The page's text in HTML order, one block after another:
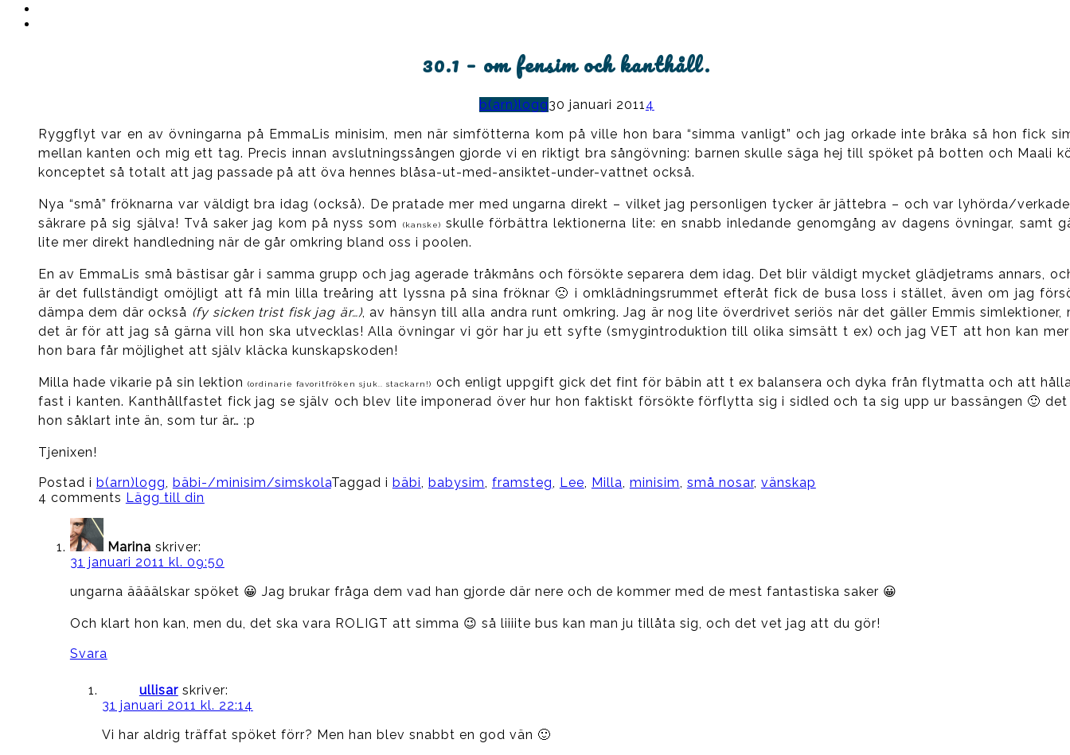
30.1 – om fensim och kanthåll.
b(arn)logg30 januari 20114
Ryggflyt var en av övningarna på EmmaLis minisim, men när simfötterna kom på ville hon bara “simma vanligt” och jag orkade inte bråka så hon fick
mellan kanten och mig ett tag. Precis innan avslutningssången gjorde vi en riktigt bra sångövning: barnen skulle säga hej till spöket på botten och Maali
konceptet så totalt att jag passade på att öva hennes blåsa-ut-med-ansiktet-under-vattnet också.
Nya “små” fröknarna var väldigt bra idag (också). De pratade mer med ungarna direkt – vilket jag personligen tycker är jättebra – och var lyhörda/
säkrare på sig själva! Två saker jag kom på nyss som
(kanske)
skulle förbättra lektionerna lite: en snabb inledande genomgång av dagens övningar, samt
lite mer direkt handledning när de går omkring bland oss i poolen.
En av EmmaLis små bästisar går i samma grupp och jag agerade tråkmåns och försökte separera dem idag. Det blir väldigt mycket glädjetrams annars,
är det fullständigt omöjligt att få min lilla treåring att lyssna på sina fröknar 🙁 i omklädningsrummet efteråt fick de busa loss i stället, även om jag
dämpa dem där också (fy sicken trist fisk jag är…), av hänsyn till alla andra runt omkring. Jag är nog lite överdrivet seriös när det gäller Emmis simlektioner,
det är för att jag så gärna vill hon ska utvecklas! Alla övningar vi gör har ju ett syfte (smygintroduktion till olika simsätt t ex) och jag VET att hon kan
hon bara får möjlighet att själv kläcka kunskapskoden!
Milla hade vikarie på sin lektion(ordinarie favoritfröken sjuk.. stackarn!)
och enligt uppgift gick det fint för bäbin att t ex balansera och dyka från flytmatta och att
fast i kanten. Kanthållfastet fick jag se själv och blev lite imponerad över hur hon faktiskt försökte förflytta sig i sidled och ta sig upp ur bassängen 🙂 det
hon såklart inte än, som tur är… :p
Tjenixen!
Postad i b(arn)logg, bäbi-/minisim/simskolaTaggad i bäbi, babysim, framsteg, Lee, Milla, minisim, små nosar, vänskap
4 comments Lägg till din
Marina skriver:
31 januari 2011 kl. 09:50
ungarna äääälskar spöket 😀 Jag brukar fråga dem vad han gjorde där nere och de kommer med de mest fantastiska saker 😀
Och klart hon kan, men du, det ska vara ROLIGT att simma 😉 så liiiite bus kan man ju tillåta sig, och det vet jag att du gör!
Svara
ullisar skriver:
31 januari 2011 kl. 22:14
Vi har aldrig träffat spöket förr? Men han blev snabbt en god vän 🙂